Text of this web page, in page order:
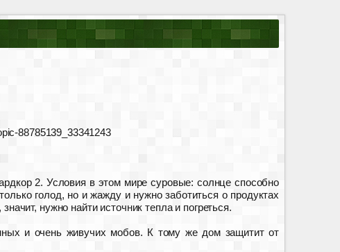
88785139_33341243
2. Условия в этом мире суровые: солнце способно
голод, но и жажду и нужно заботиться о продуктах
нужно найти источник тепла и погреться.
и очень живучих мобов. К тому же дом защитит от